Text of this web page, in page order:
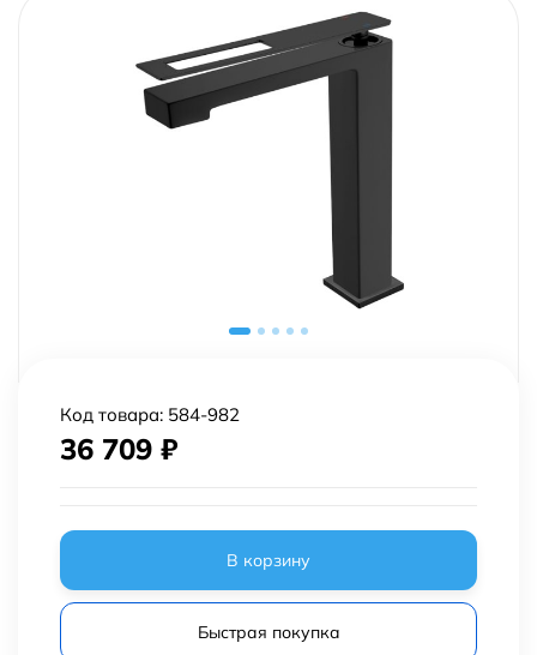
Код товара: 584-982
36 709 ₽
В корзину
Быстрая покупка